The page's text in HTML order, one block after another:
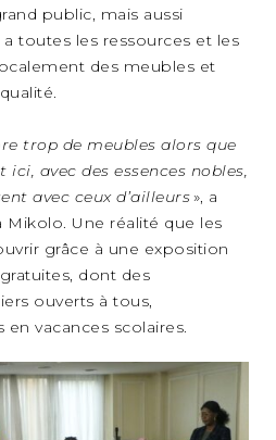
public, mais aussi
toutes les ressources et les
des meubles et
trop de meubles alors que
avec des essences nobles,
avec ceux d’ailleurs», a
Mikolo. Une réalité que les
grâce à une exposition
dont des
ouverts à tous,
vacances scolaires.